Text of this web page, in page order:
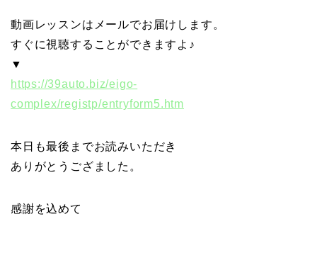
動画レッスンはメールでお届けします。
すぐに視聴することができますよ♪
▼
https://39auto.biz/eigo-
complex/registp/entryform5.htm
本日も最後までお読みいただき
ありがとうござました。
感謝を込めて